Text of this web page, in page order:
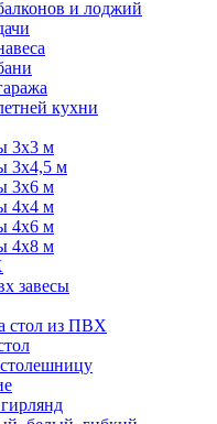
и лоджий
кухни
3х3 м
3х4,5 м
3х6 м
4х4 м
4х6 м
4х8 м
завесы
стол из ПВХ